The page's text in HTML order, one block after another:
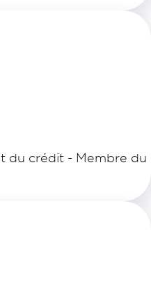
du crédit - Membre du